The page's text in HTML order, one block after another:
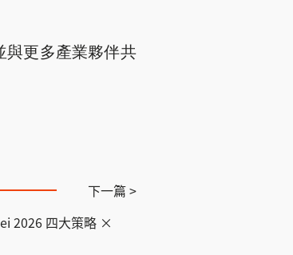
與更多產業夥伴共
下一篇 >
2026 四大策略 ×